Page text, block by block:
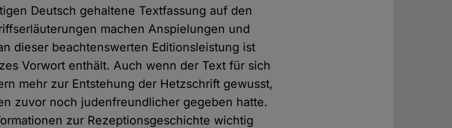
Deutsch gehaltene Textfassung auf den
machen Anspielungen und
dieser beachtenswerten Editionsleistung ist
Vorwort enthält. Auch wenn der Text für sich
mehr zur Entstehung der Hetzschrift gewusst,
zuvor noch judenfreundlicher gegeben hatte.
zur Rezeptionsgeschichte wichtig